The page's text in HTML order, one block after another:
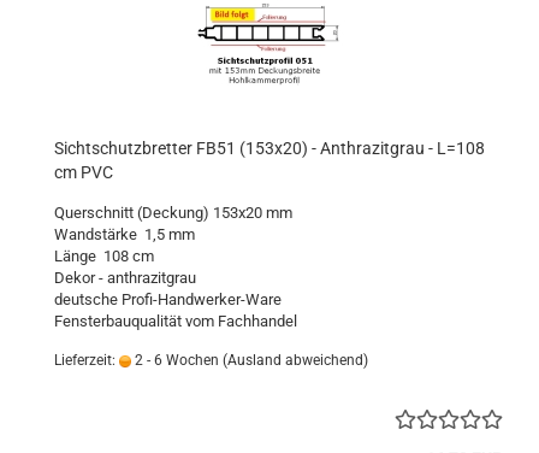
Sichtschutzbretter FB51 (153x20) - Anthrazitgrau - L=108
cm PVC
Querschnitt (Deckung) 153x20 mm
Wandstärke 1,5 mm
Länge 108 cm
Dekor - anthrazitgrau
deutsche Profi-Handwerker-Ware
Fensterbauqualität vom Fachhandel
Lieferzeit: 2 - 6 Wochen (Ausland abweichend)